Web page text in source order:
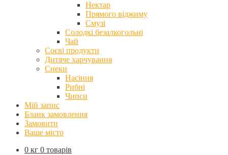
Нектар
Прямого віджиму
Смузі
Солодкі безалкогольні
Чай
Соєві продукти
Дитяче харчування
Снеки
Насіння
Рибні
Чипси
Мій запис
Бланк замовлення
Замовити
Ваше місто
0 кг 0 товарів